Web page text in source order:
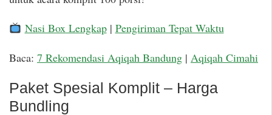
Nasi Box Lengkap| Pengiriman Tepat Waktu
Baca: 7 Rekomendasi Aqiqah Bandung | Aqiqah Cimahi
Paket Spesial Komplit – Harga
Bundling